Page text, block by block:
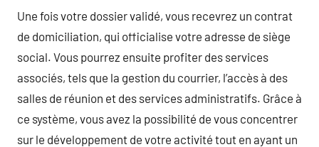
Une fois votre dossier validé, vous recevrez un contrat
de domiciliation, qui officialise votre adresse de siège
social. Vous pourrez ensuite profiter des services
associés, tels que la gestion du courrier, l’accès à des
salles de réunion et des services administratifs. Grâce à
ce système, vous avez la possibilité de vous concentrer
sur le développement de votre activité tout en ayant un